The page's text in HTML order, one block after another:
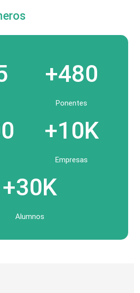
+480
Ponentes
+10K
Empresas
+30K
Alumnos